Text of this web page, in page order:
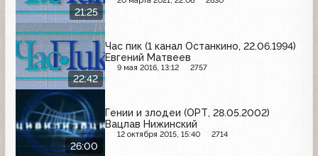
21:25
22:42
Час пик (1 канал Останкино, 22.06.1994)
Евгений Матвеев
9 мая 2016, 13:12 2757
26:00
Гении и злодеи (ОРТ, 28.05.2002)
Вацлав Нижинский
12 октября 2015, 15:40 2714